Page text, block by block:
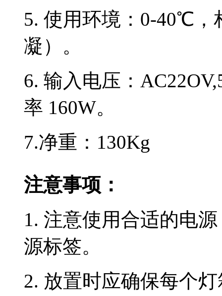
5. 使用环境：0-40℃，
凝）。
6. 输入电压：
率 160W。
7.净重：130Kg
注意事项：
1. 注意使用合适的电
源标签。
2. 放置时应确保每个